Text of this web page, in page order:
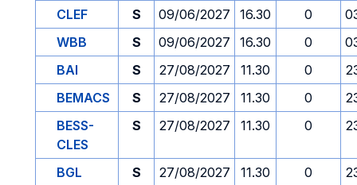
CLEF
S 09/06/2027 16.30 0
WBB
S 09/06/2027 16.30 0
BAI
S 27/08/2027 11.30 0
BEMACS
S 27/08/2027 11.30 0
BESS-
CLES
S 27/08/2027 11.30 0
BGL S 27/08/2027 11.30 0